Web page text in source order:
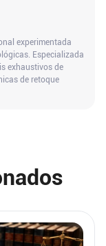
experimentada
Especializada
exhaustivos de
de retoque